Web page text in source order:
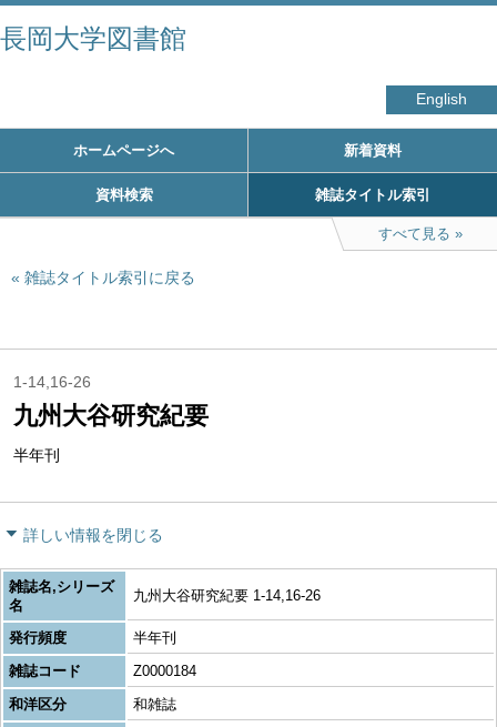
長岡大学図書館
English
ホームページへ 新着資料
資料検索 雑誌タイトル索引
すべて見る
雑誌タイトル索引に戻る
1-14,16-26
九州大谷研究紀要
半年刊
詳しい情報を閉じる
雑誌名,シリーズ
名
九州大谷研究紀要 1-14,16-26
発行頻度
半年刊
雑誌コード
Z0000184
和洋区分
和雑誌